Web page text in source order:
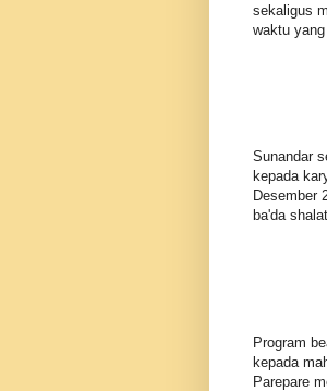
sekaligus
waktu
Sunandar
kepada
Desember
ba'da
Program
kepada
Parepare